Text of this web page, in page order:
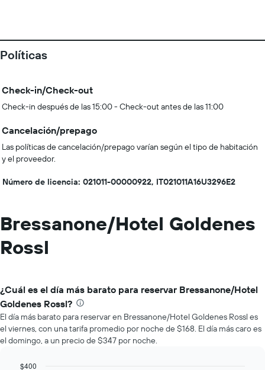
Políticas
Check-in/Check-out
Check-in después de las 15:00 - Check-out antes de las 11:00
Cancelación/prepago
Las políticas de cancelación/prepago varían según el tipo de habitación
y el proveedor.
Número de licencia: 021011-00000922, IT021011A16U3296E2
Bressanone/Hotel Goldenes
Rossl
¿Cuál es el día más barato para reservar Bressanone/Hotel
Goldenes Rossl?
El día más barato para reservar en Bressanone/Hotel Goldenes Rossl es
el viernes, con una tarifa promedio por noche de $168. El día más caro es
el domingo, a un precio de $347 por noche.
$400